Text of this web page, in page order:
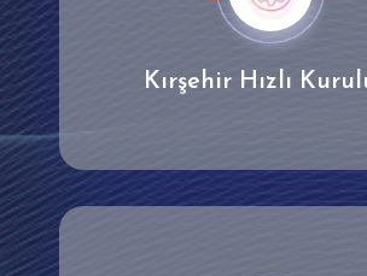
Kırşehir Hızlı